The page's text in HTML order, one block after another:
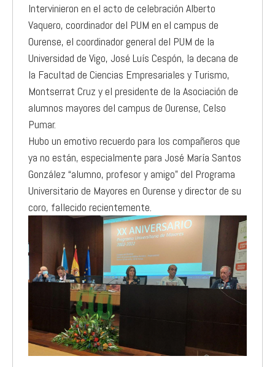
Intervinieron en el acto de celebración Alberto
Vaquero, coordinador del PUM en el campus de
Ourense, el coordinador general del PUM de la
Universidad de Vigo, José Luís Cespón, la decana de
la Facultad de Ciencias Empresariales y Turismo,
Montserrat Cruz y el presidente de la Asociación de
alumnos mayores del campus de Ourense, Celso
Pumar.
Hubo un emotivo recuerdo para los compañeros que
ya no están, especialmente para José María Santos
González “alumno, profesor y amigo” del Programa
Universitario de Mayores en Ourense y director de su
coro, fallecido recientemente.